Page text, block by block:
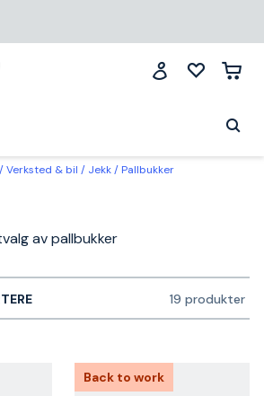
Verksted & bil Jekk Pallbukker
av pallbukker
19 produkter
Back to work